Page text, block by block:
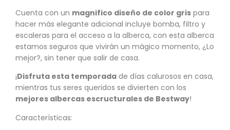
Cuenta con un magnifico diseño de color gris para
hacer más elegante adicional incluye bomba, filtro y
escaleras para el acceso a la alberca, con esta alberca
estamos seguros que vivirán un mágico momento, ¿Lo
mejor?, sin tener que salir de casa.
¡Disfruta esta temporada de días calurosos en casa,
mientras tus seres queridos se divierten con los
mejores albercas escructurales de Bestway!
Características: